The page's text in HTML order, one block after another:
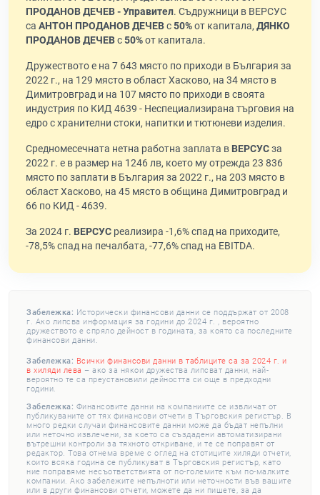
ПРОДАНОВ ДЕЧЕВ - Управител. Съдружници в ВЕРСУС
са АНТОН ПРОДАНОВ ДЕЧЕВс50%от капитала, ДЯНКО
ПРОДАНОВ ДЕЧЕВс50%от капитала.
Дружеството е на 7 643 място по приходи в България за
2022 г., на 129 място в област Хасково, на 34 място в
Димитровград и на 107 място по приходи в своята
индустрия по КИД 4639 - Неспециализирана търговия на
едро с хранителни стоки, напитки и тютюневи изделия.
Средномесечната нетна работна заплата в ВЕРСУСза
2022 г. е в размер на 1246 лв, което му отрежда 23 836
място по заплати в България за 2022 г., на 203 място в
област Хасково, на 45 място в община Димитровград и
66 по КИД - 4639.
За 2024 г. ВЕРСУС реализира -1,6% спад на приходите,
-78,5% спад на печалбата, -77,6% спад на EBITDA.
Забележка: Исторически финансови данни се поддържат от 2008
г. Ако липсва информация за години до 2024 г. , вероятно
дружеството е спряло дейност в годината, за която са последните
финансови данни.
Забележка: Всички финансови данни в таблиците са за 2024 г. и
в хиляди лева – ако за някои дружества липсват данни, най-
вероятно те са преустановили дейността си още в предходни
години.
Забележка: Финансовите данни на компаниите се извличат от
публикуваните от тях финансови отчети в Търговския регистър. В
много редки случаи финансовите данни може да бъдат непълни
или неточно извлечени, за което са създадени автоматизирани
вътрешни контроли за тяхното откриване, и те се поправят от
редактор. Това отнема време с оглед на стотиците хиляди отчети,
които всяка година се публикуват в Търговския регистър, като
ние поправяме несъответствията от по-големите към по-малките
компании. Ако забележите непълноти или неточности във вашите
или в други финансови отчети, можете да ни пишете, за да